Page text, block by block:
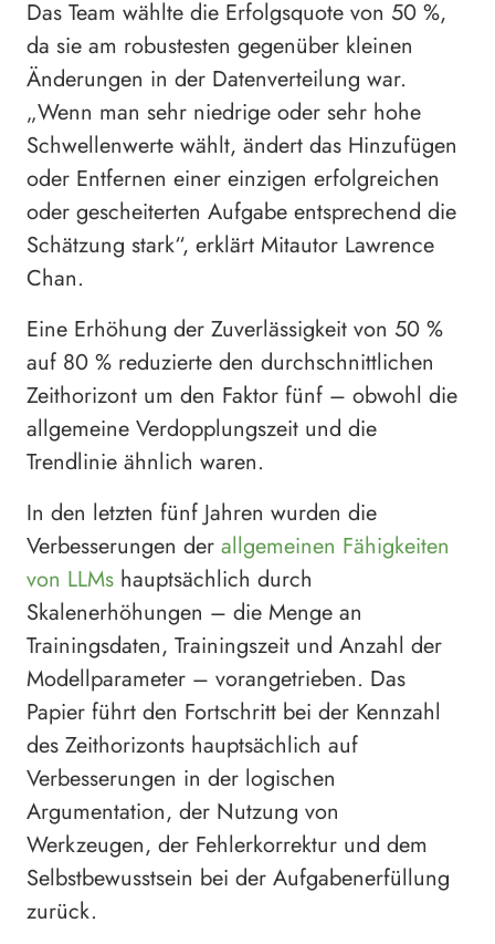
Das Team wählte die Erfolgsquote von 50 %,
da sie am robustesten gegenüber kleinen
Änderungen in der Datenverteilung war.
„Wenn man sehr niedrige oder sehr hohe
Schwellenwerte wählt, ändert das Hinzufügen
oder Entfernen einer einzigen erfolgreichen
oder gescheiterten Aufgabe entsprechend die
Schätzung stark“, erklärt Mitautor Lawrence
Chan.
Eine Erhöhung der Zuverlässigkeit von 50 %
auf 80 % reduzierte den durchschnittlichen
Zeithorizont um den Faktor fünf – obwohl die
allgemeine Verdopplungszeit und die
Trendlinie ähnlich waren.
In den letzten fünf Jahren wurden die
Verbesserungen der allgemeinen Fähigkeiten
von LLMs hauptsächlich durch
Skalenerhöhungen – die Menge an
Trainingsdaten, Trainingszeit und Anzahl der
Modellparameter – vorangetrieben. Das
Papier führt den Fortschritt bei der Kennzahl
des Zeithorizonts hauptsächlich auf
Verbesserungen in der logischen
Argumentation, der Nutzung von
Werkzeugen, der Fehlerkorrektur und dem
Selbstbewusstsein bei der Aufgabenerfüllung
zurück.